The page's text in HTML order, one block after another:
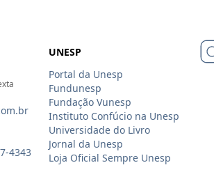
4343
UNESP
Portal da Unesp
Fundunesp
Fundação Vunesp
Instituto Confúcio na Unesp
Universidade do Livro
Jornal da Unesp
Loja Oficial Sempre Unesp